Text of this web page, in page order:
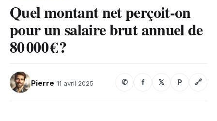
​Quel montant net perçoit-on
pour un salaire brut annuel de
80 000 € ?​
Pierre 11 avril 2025 ✆ f 𝕏 P 🔗